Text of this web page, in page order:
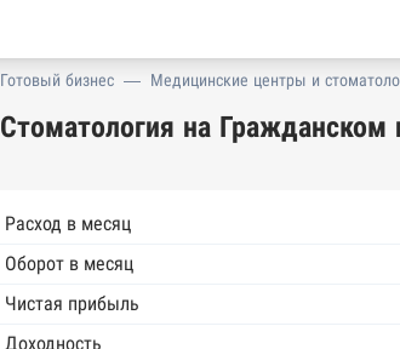
Готовый бизнес — Медицинские центры и
Стоматология на Гражданском
Расход в месяц
Оборот в месяц
Чистая прибыль
Доходность